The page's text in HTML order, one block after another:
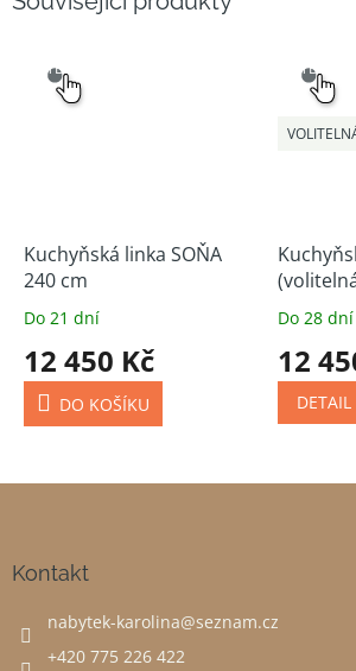
VÝBĚR
Kuchyňská linka SOŇA
240 cm
Do 21 dní
12 450 Kč
DO KOŠÍKU
VÝBĚR
Do 28 dní
12
DETAIL
Kontakt
nabytek-karolina@seznam.cz
+420 775 226 422